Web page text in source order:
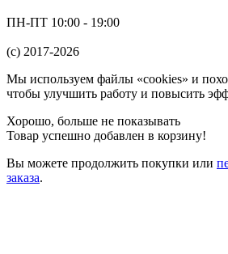
ПН-ПТ 10:00 - 19:00
(c) 2017-2026
Мы используем файлы «cookies» и
чтобы улучшить работу и повысить
Хорошо, больше не показывать
Товар успешно добавлен в корзину!
Вы можете продолжить покупки или
заказа.